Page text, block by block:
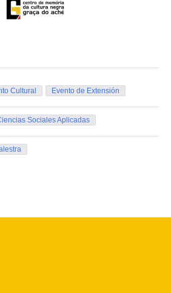
Cultural Evento de Extensión
Sociales Aplicadas